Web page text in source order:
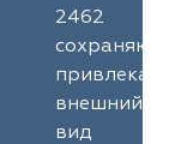
2462
сохраняют
внешний
вид